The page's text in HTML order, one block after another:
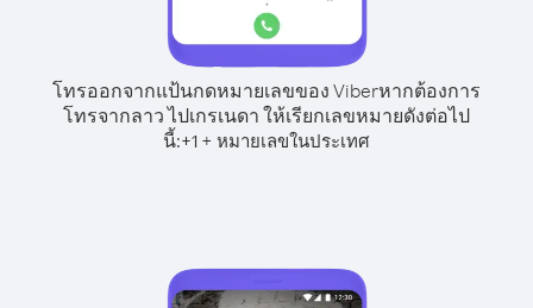
โทรออกจากแป้นกดหมายเลขของ Viberหากต้องการ
โทรจากลาว ไปเกรเนดา ให้เรียกเลขหมายดังต่อไป
นี้:+1 + หมายเลขในประเทศ